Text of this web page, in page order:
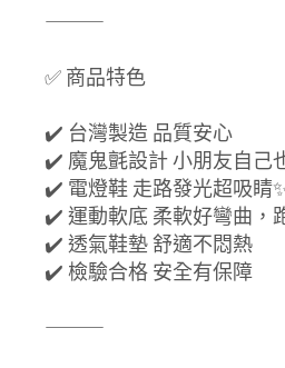
⸻
✅ 商品特色
✔️ 台灣製造 品質安心
✔️ 魔鬼氈設計 小朋友自己
✔️ 電燈鞋 走路發光超吸睛
✔️ 運動軟底 柔軟好彎曲，
✔️ 透氣鞋墊 舒適不悶熱
✔️ 檢驗合格 安全有保障
⸻